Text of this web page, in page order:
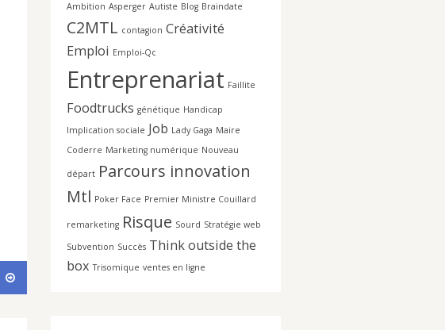
Ambition Asperger Autiste Blog Braindate
C2MTL contagion Créativité
Emploi Emploi-Qc
Entreprenariat Faillite
Foodtrucks génétique Handicap
Implication sociale Job Lady Gaga Maire
Coderre Marketing numérique Nouveau
départ Parcours innovation
Mtl Poker Face Premier Ministre Couillard
remarketing Risque Sourd Stratégie web
Subvention Succès Think outside the
box Trisomique ventes en ligne